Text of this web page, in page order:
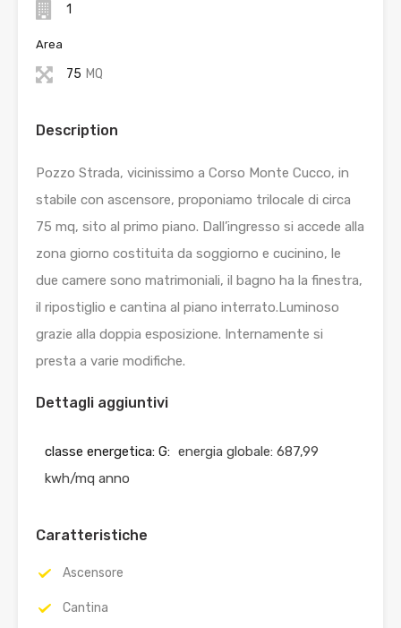
1
Area
75 MQ
Description
Pozzo Strada, vicinissimo a Corso Monte Cucco, in
stabile con ascensore, proponiamo trilocale di circa
75 mq, sito al primo piano. Dall’ingresso si accede alla
zona giorno costituita da soggiorno e cucinino, le
due camere sono matrimoniali, il bagno ha la finestra,
il ripostiglio e cantina al piano interrato.Luminoso
grazie alla doppia esposizione. Internamente si
presta a varie modifiche.
Dettagli aggiuntivi
classe energetica: G: energia globale: 687,99
kwh/mq anno
Caratteristiche
Ascensore
Cantina